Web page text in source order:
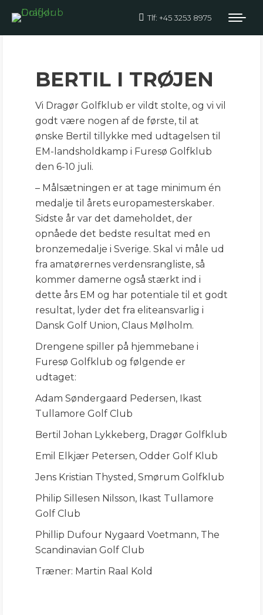
Tlf: +45 3253 8975
landholdstrøjen
BERTIL I TRØJEN
Vi Dragør Golfklub er vildt stolte, og vi vil
godt være nogen af de første, til at
ønske Bertil tillykke med udtagelsen til
EM-landsholdkamp i Furesø Golfklub
den 6-10 juli.
– Målsætningen er at tage minimum én
medalje til årets europamesterskaber.
Sidste år var det dameholdet, der
opnåede det bedste resultat med en
bronzemedalje i Sverige. Skal vi måle ud
fra amatørernes verdensrangliste, så
kommer damerne også stærkt ind i
dette års EM og har potentiale til et godt
resultat, lyder det fra eliteansvarlig i
Dansk Golf Union, Claus Mølholm.
Drengene spiller på hjemmebane i
Furesø Golfklub og følgende er
udtaget:
Adam Søndergaard Pedersen, Ikast
Tullamore Golf Club
Bertil Johan Lykkeberg, Dragør Golfklub
Emil Elkjær Petersen, Odder Golf Klub
Jens Kristian Thysted, Smørum Golfklub
Philip Sillesen Nilsson, Ikast Tullamore
Golf Club
Phillip Dufour Nygaard Voetmann, The
Scandinavian Golf Club
Træner: Martin Raal Kold